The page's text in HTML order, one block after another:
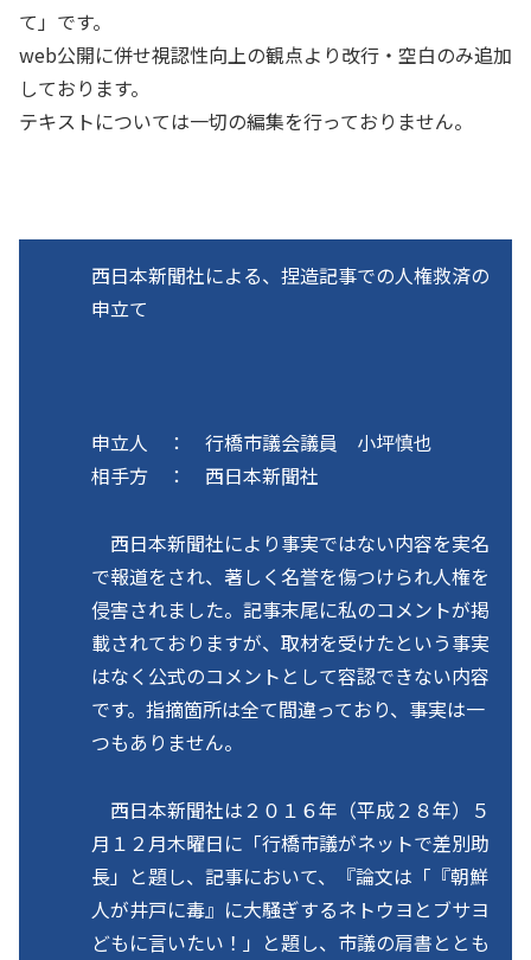
て」です。
web公開に併せ視認性向上の観点より改行・空白のみ追加
しております。
テキストについては一切の編集を行っておりません。
西日本新聞社による、捏造記事での人権救済の
申立て
申立人 ： 行橋市議会議員 小坪慎也
相手方 ： 西日本新聞社
西日本新聞社により事実ではない内容を実名
で報道をされ、著しく名誉を傷つけられ人権を
侵害されました。記事末尾に私のコメントが掲
載されておりますが、取材を受けたという事実
はなく公式のコメントとして容認できない内容
です。指摘箇所は全て間違っており、事実は一
つもありません。
西日本新聞社は２０１６年（平成２８年）５
月１２月木曜日に「行橋市議がネットで差別助
長」と題し、記事において、『論文は「『朝鮮
人が井戸に毒』に大騒ぎするネトウヨとブサヨ
どもに言いたい！」と題し、市議の肩書ととも